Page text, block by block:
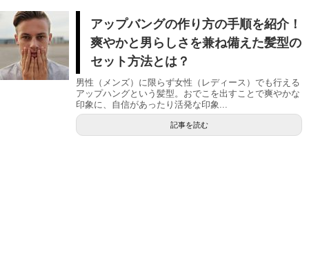
アップバングの作り方の手順を紹介！
爽やかと男らしさを兼ね備えた髪型の
セット方法とは？
男性（メンズ）に限らず女性（レディース）でも行える
アップハングという髪型。おでこを出すことで爽やかな
印象に、自信があったり活発な印象...
記事を読む